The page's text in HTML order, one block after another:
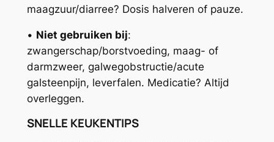
maagzuur/diarree? Dosis halveren of pauze.
• Niet gebruiken bij:
zwangerschap/borstvoeding, maag- of
darmzweer, galwegobstructie/acute
galsteenpijn, leverfalen. Medicatie? Altijd
overleggen.
SNELLE KEUKENTIPS